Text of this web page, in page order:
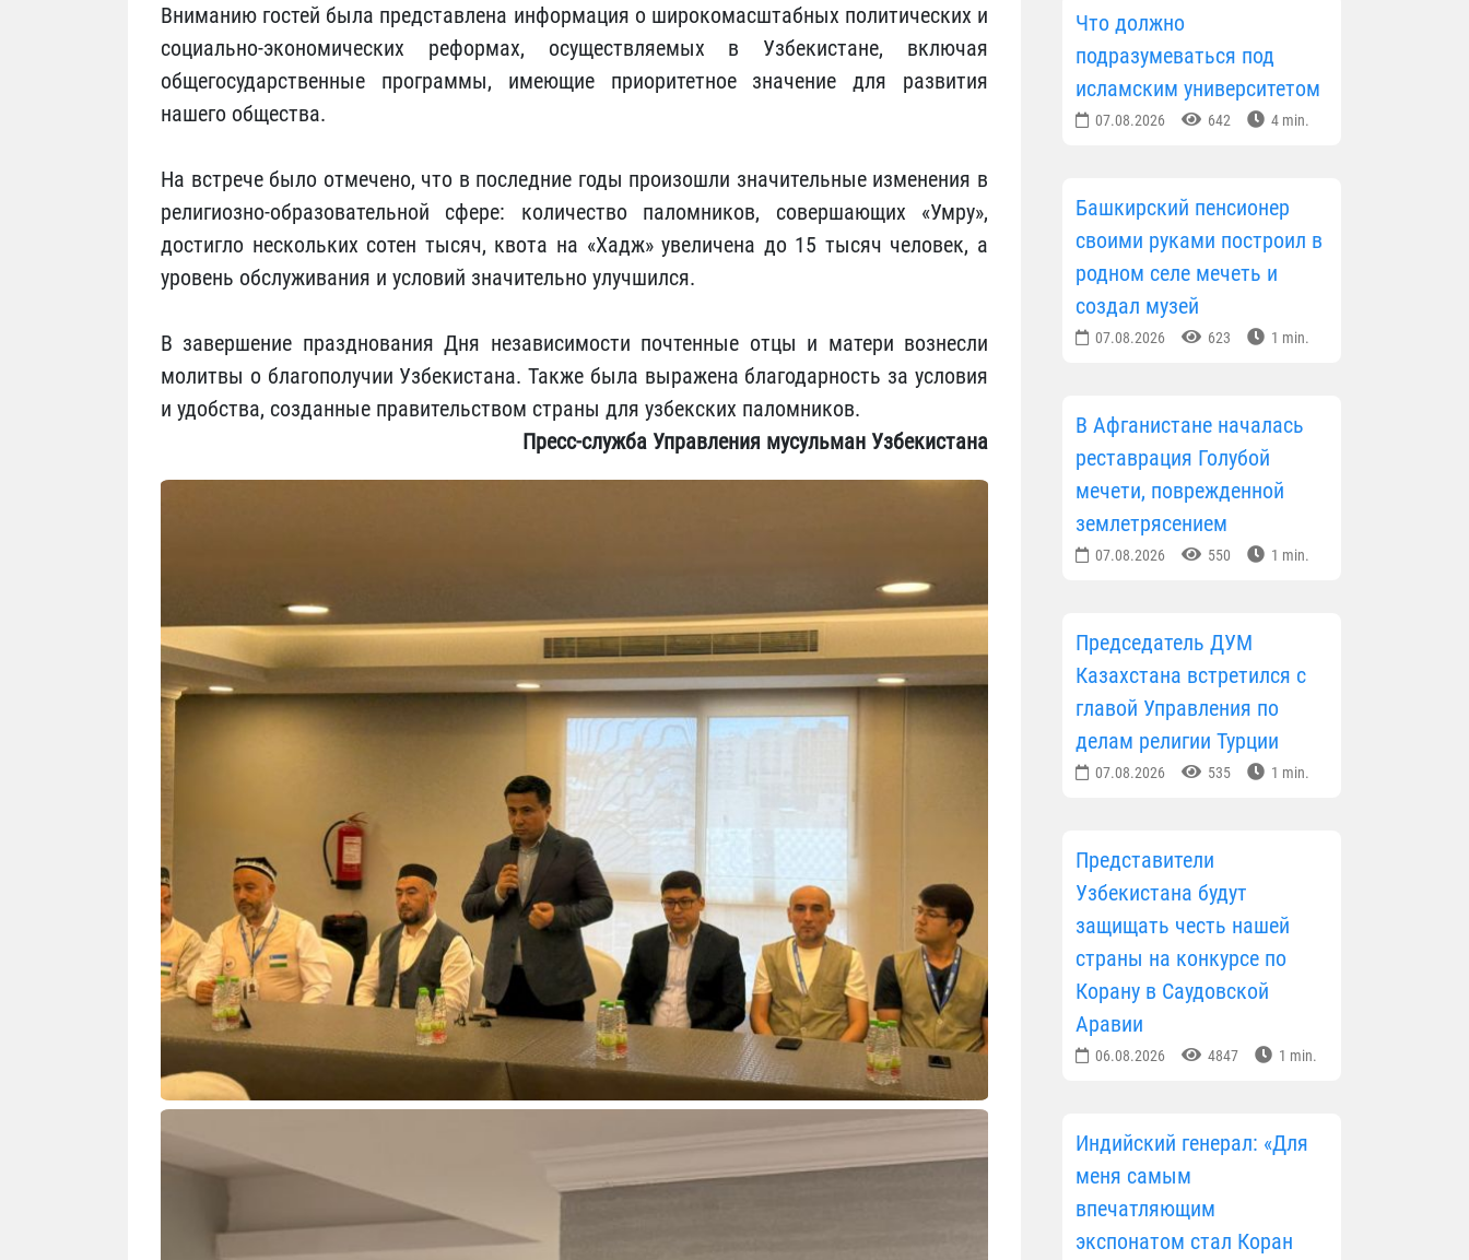
Вниманию гостей была представлена информация о широкомасштабных политических и
социально-экономических реформах, осуществляемых в Узбекистане, включая
общегосударственные программы, имеющие приоритетное значение для развития
нашего общества.
На встрече было отмечено, что в последние годы произошли значительные изменения в
религиозно-образовательной сфере: количество паломников, совершающих «Умру»,
достигло нескольких сотен тысяч, квота на «Хадж» увеличена до 15 тысяч человек, а
уровень обслуживания и условий значительно улучшился.
В завершение празднования Дня независимости почтенные отцы и матери вознесли
молитвы о благополучии Узбекистана. Также была выражена благодарность за условия
и удобства, созданные правительством страны для узбекских паломников.
Пресс-служба Управления мусульман Узбекистана
Что должно
подразумеваться под
исламским университетом
07.08.2026 642 4 min.
Башкирский пенсионер
своими руками построил в
родном селе мечеть и
создал музей
07.08.2026 623 1 min.
В Афганистане началась
реставрация Голубой
мечети, поврежденной
землетрясением
07.08.2026 550 1 min.
Председатель ДУМ
Казахстана встретился с
главой Управления по
делам религии Турции
07.08.2026 535 1 min.
Представители
Узбекистана будут
защищать честь нашей
страны на конкурсе по
Корану в Саудовской
Аравии
06.08.2026 4847 1 min.
Индийский генерал: «Для
меня самым
впечатляющим
экспонатом стал Коран